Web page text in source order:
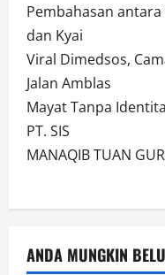
Pembahasan antara
dan Kyai
Viral Dimedsos,
Jalan Amblas
Mayat Tanpa
PT. SIS
MANAQIB TUAN
ANDA MUNGKIN